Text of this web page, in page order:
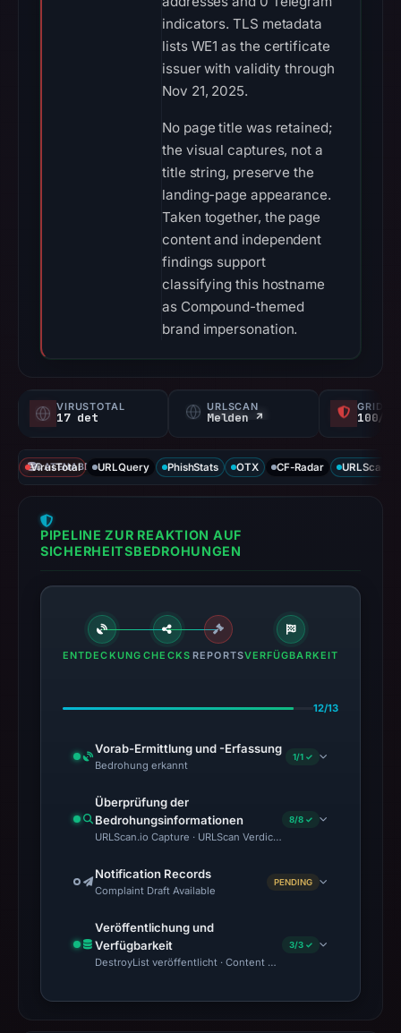
indicators. TLS metadata
lists WE1 as the certificate
issuer with validity through
Nov 21, 2025.
No page title was retained;
the visual captures, not a
title string, preserve the
landing-page appearance.
Taken together, the page
content and independent
findings support
classifying this hostname
as Compound-themed
brand impersonation.
VIRUSTOTAL
17 det
URLSCAN
Melden ↗ 100/
DATENABDECKUNG
VirusTotal URLQuery PhishStats OTX CF-Radar URLScan
PIPELINE ZUR REAKTION AUF
SICHERHEITSBEDROHUNGEN
ENTDECKUNG CHECKS REPORTSVERFÜGBARKEIT
12/13
Vorab-Ermittlung und -Erfassung
Bedrohung erkannt
1/1 ✓
Überprüfung der
Bedrohungsinformationen
URLScan.io Capture · URLScan Verdict · VirusTotal · Google
8/8 ✓
Notification Records
Complaint Draft Available
PENDING
Veröffentlichung und
Verfügbarkeit
DestroyList veröffentlicht · Content Observed Unavailable ·
3/3 ✓